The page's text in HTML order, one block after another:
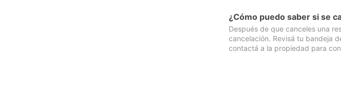
¿Cómo puedo saber si se
Después de que canceles una
cancelación. Revisá tu bandeja
contactá a la propiedad para